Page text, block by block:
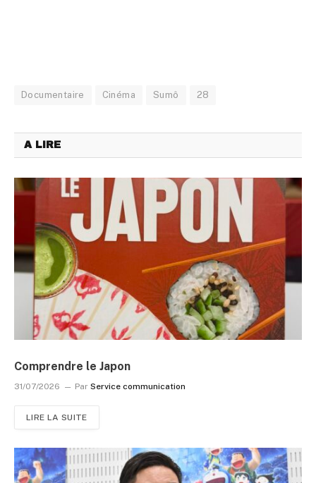
Documentaire Cinéma Sumô 28
A LIRE
Comprendre le Japon
31/07/2026 Par Service communication
LIRE LA SUITE